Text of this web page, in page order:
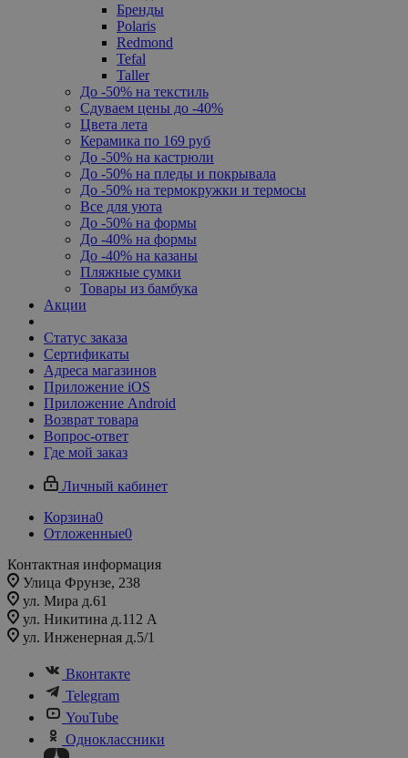
Бренды
Polaris
Redmond
Tefal
Taller
До -50% на текстиль
Сдуваем цены до -40%
Цвета лета
Керамика по 169 руб
До -50% на кастрюли
До -50% на пледы и покрывала
До -50% на термокружки и термосы
Все для уюта
До -50% на формы
До -40% на формы
До -40% на казаны
Пляжные сумки
Товары из бамбука
Акции
Статус заказа
Сертификаты
Адреса магазинов
Приложение iOS
Приложение Android
Возврат товара
Вопрос-ответ
Где мой заказ
Личный кабинет
Корзина0
Отложенные0
Контактная информация
Улица Фрунзе, 238​
ул. Мира д.61
ул. Никитина д.112 А
ул. Инженерная д.5/1
Вконтакте
Telegram
YouTube
Одноклассники